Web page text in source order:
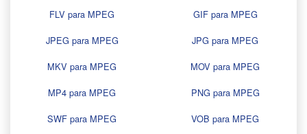
FLV para MPEG
GIF para MPEG
JPEG para MPEG
JPG para MPEG
MKV para MPEG
MOV para MPEG
MP4 para MPEG
PNG para MPEG
SWF para MPEG
VOB para MPEG